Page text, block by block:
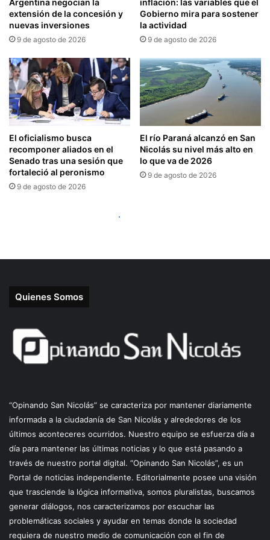
Quienes Somos
“Opinando San Nicolás” se caracteriza por mantener diariamente
informada a la ciudadanía de San Nicolás y alrededores de los
últimos aconteceres ocurridos. Nuestro equipo se esfuerza día a
día para mantener las últimas noticias y lo que está pasando a
través de nuestro portal digital. “Opinando San Nicolás”, es un
Portal de noticias independiente. Editorialmente posee una visión
que trasciende la lógica informativa, somos pluralistas, buscamos
generar diálogos, nos caracterizamos por escuchar las
problemáticas sociales y ayudar en temas donde la sociedad
requiera de nuestro medio de comunicación con el fin de